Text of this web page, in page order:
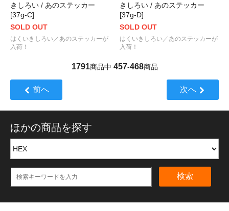
きしろい / あのステッカー
[37g-C]
SOLD OUT
はくいきしろい／あのステッカーが
入荷！
きしろい / あのステッカー
[37g-D]
SOLD OUT
はくいきしろい／あのステッカーが
入荷！
1791商品中 457-468商品
前へ 次へ
ほかの商品を探す
検索